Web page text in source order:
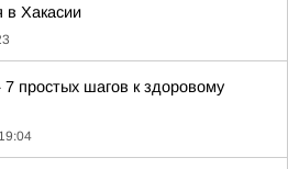
в Хакасии
простых шагов к здоровому